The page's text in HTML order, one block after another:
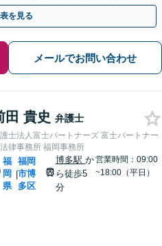
事業を守り成長支援。
を見る
メールでお問い合わせ
田 貴史 弁護士
士法人富士パートナーズ 富士パートナー
律事務所 福岡事務所
福
岡
県
|
福岡
市博
多区
博多駅 か
ら徒歩5
分
営業時間：09:00
~18:00（平日）